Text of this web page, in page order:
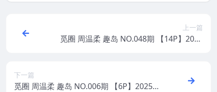
上一篇
觅圈 周温柔 趣岛 NO.048期 【14P】2025
下一篇
觅圈 周温柔 趣岛 NO.006期 【6P】2025年